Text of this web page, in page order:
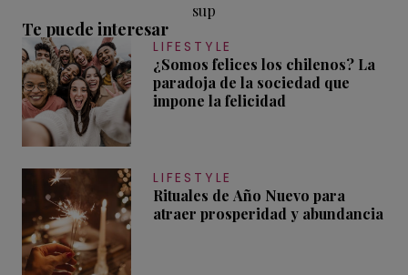
sup
Te puede interesar
LIFESTYLE
¿Somos felices los chilenos? La
paradoja de la sociedad que
impone la felicidad
LIFESTYLE
Rituales de Año Nuevo para
atraer prosperidad y abundancia